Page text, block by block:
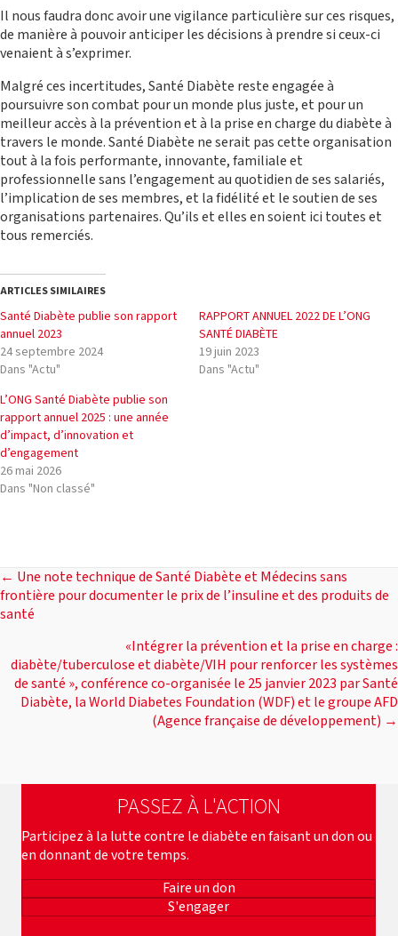
Il nous faudra donc avoir une vigilance particulière sur ces risques,
de manière à pouvoir anticiper les décisions à prendre si ceux-ci
venaient à s’exprimer.
Malgré ces incertitudes, Santé Diabète reste engagée à
poursuivre son combat pour un monde plus juste, et pour un
meilleur accès à la prévention et à la prise en charge du diabète à
travers le monde. Santé Diabète ne serait pas cette organisation
tout à la fois performante, innovante, familiale et
professionnelle sans l’engagement au quotidien de ses salariés,
l’implication de ses membres, et la fidélité et le soutien de ses
organisations partenaires. Qu’ils et elles en soient ici toutes et
tous remerciés.
ARTICLES SIMILAIRES
Santé Diabète publie son rapport
annuel 2023
24 septembre 2024
Dans "Actu"
RAPPORT ANNUEL 2022 DE L’ONG
SANTÉ DIABÈTE
19 juin 2023
Dans "Actu"
L’ONG Santé Diabète publie son
rapport annuel 2025 : une année
d’impact, d’innovation et
d’engagement
26 mai 2026
Dans "Non classé"
POSTS
NAVIGATION
← Une note technique de Santé Diabète et Médecins sans
frontière pour documenter le prix de l’insuline et des produits de
santé
«Intégrer la prévention et la prise en charge :
diabète/tuberculose et diabète/VIH pour renforcer les systèmes
de santé », conférence co-organisée le 25 janvier 2023 par Santé
Diabète, la World Diabetes Foundation (WDF) et le groupe AFD
(Agence française de développement) →
PASSEZ À L'ACTION
Participez à la lutte contre le diabète en faisant un don ou
en donnant de votre temps.
Faire un don
S'engager